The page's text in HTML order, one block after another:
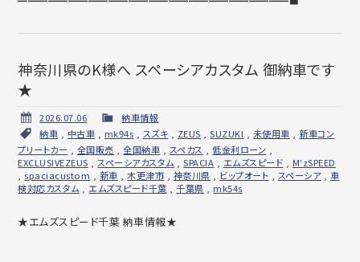
神奈川県のK様へ スペーシアカスタム 御納車です
★
2026.07.06
納車情報
納車
中古車 mk94s スズキ ZEUS ,SUZUKI 未使用車 ,新車コン
プリートカー
全国販売 ,全国納車 スペカス ,低金利ローン
EXCLUSIVEZEUS
スペーシアカスタム ,SPACIA エムズスピード
M'zSPEED
spaciacustom 新車 ,木更津市 神奈川県 ビップオート スペーシア, 車
検対応カスタム
エムズスピード千葉 ,千葉県 mk54s
★エムズスピード千葉 納車情報★